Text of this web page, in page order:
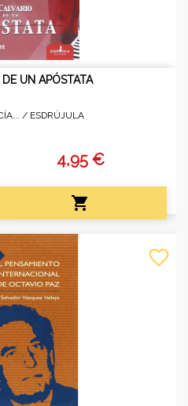
UN APÓSTATA
/ ESDRÚJULA
4,95 €

favorite_border